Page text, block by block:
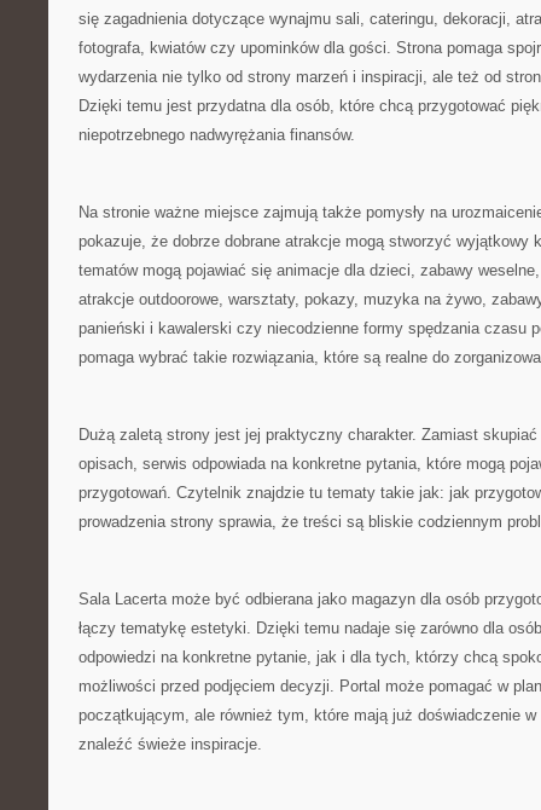
się zagadnienia dotyczące wynajmu sali, cateringu, dekoracji,
fotografa, kwiatów czy upominków dla gości. Strona pomaga
wydarzenia nie tylko od strony marzeń i inspiracji, ale też od
Dzięki temu jest przydatna dla osób, które chcą przygotować
niepotrzebnego nadwyrężania finansów.
Na stronie ważne miejsce zajmują także pomysły na
pokazuje, że dobrze dobrane atrakcje mogą stworzyć wyjątkowy
tematów mogą pojawiać się animacje dla dzieci, zabawy
atrakcje outdoorowe, warsztaty, pokazy, muzyka na żywo,
panieński i kawalerski czy niecodzienne formy spędzania czasu
pomaga wybrać takie rozwiązania, które są realne do
Dużą zaletą strony jest jej praktyczny charakter. Zamiast skupiać
opisach, serwis odpowiada na konkretne pytania, które mogą
przygotowań. Czytelnik znajdzie tu tematy takie jak: jak
prowadzenia strony sprawia, że treści są bliskie codziennym
Sala Lacerta może być odbierana jako magazyn dla osób
łączy tematykę estetyki. Dzięki temu nadaje się zarówno dla
odpowiedzi na konkretne pytanie, jak i dla tych, którzy chcą
możliwości przed podjęciem decyzji. Portal może pomagać w
początkującym, ale również tym, które mają już doświadczenie
znaleźć świeże inspiracje.